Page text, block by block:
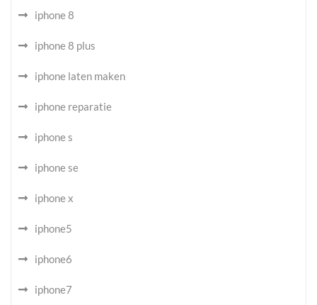
iphone 8
iphone 8 plus
iphone laten maken
iphone reparatie
iphone s
iphone se
iphone x
iphone5
iphone6
iphone7